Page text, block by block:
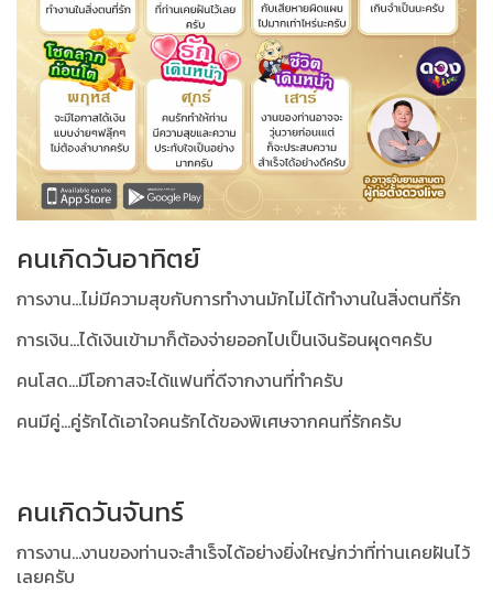
คนเกิดวันอาทิตย์
การงาน...ไม่มีความสุขกับการทำงานมักไม่ได้ทำงานในสิ่งตนที่รัก
การเงิน...ได้เงินเข้ามาก็ต้องจ่ายออกไปเป็นเงินร้อนผุดๆครับ
คนโสด...มีโอกาสจะได้แฟนที่ดีจากงานที่ทำครับ
คนมีคู่...คู่รักได้เอาใจคนรักได้ของพิเศษจากคนที่รักครับ
คนเกิดวันจันทร์
การงาน...งานของท่านจะสำเร็จได้อย่างยิ่งใหญ่กว่าที่ท่านเคยฝันไว้
เลยครับ